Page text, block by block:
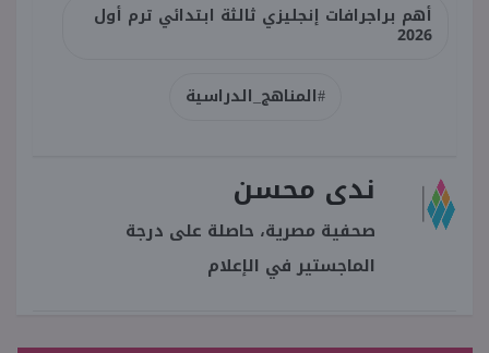
أهم براجرافات إنجليزي ثالثة ابتدائي ترم أول
2026
#المناهج_الدراسية
ندى محسن
صحفية مصرية، حاصلة على درجة
الماجستير في الإعلام